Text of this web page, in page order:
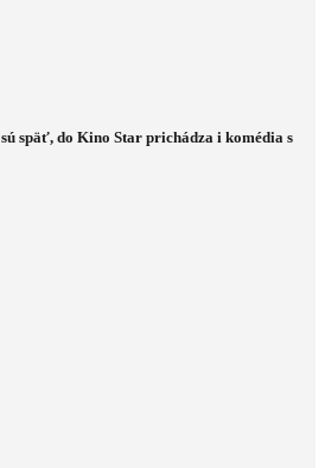
späť, do Kino Star prichádza i komédia s